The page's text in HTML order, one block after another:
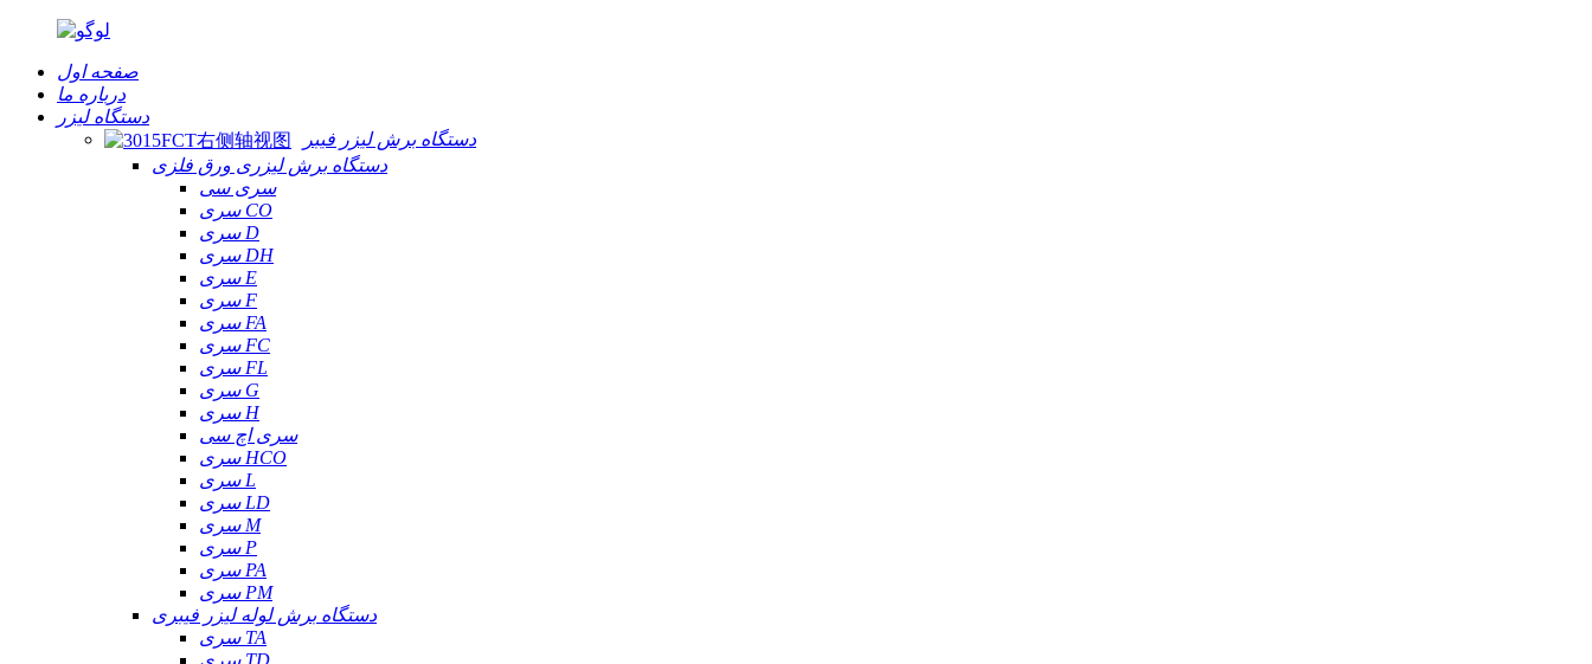
صفحه اول
درباره ما
دستگاه لیزر
دستگاه برش لیزر فیبر
دستگاه برش لیزری ورق فلزی
سری سی
سری CO
سری D
سری DH
سری E
سری F
سری FA
سری FC
سری FL
سری G
سری H
سری اچ سی
سری HCO
سری L
سری LD
سری M
سری P
سری PA
سری PM
دستگاه برش لوله لیزر فیبری
سری TA
سری TD